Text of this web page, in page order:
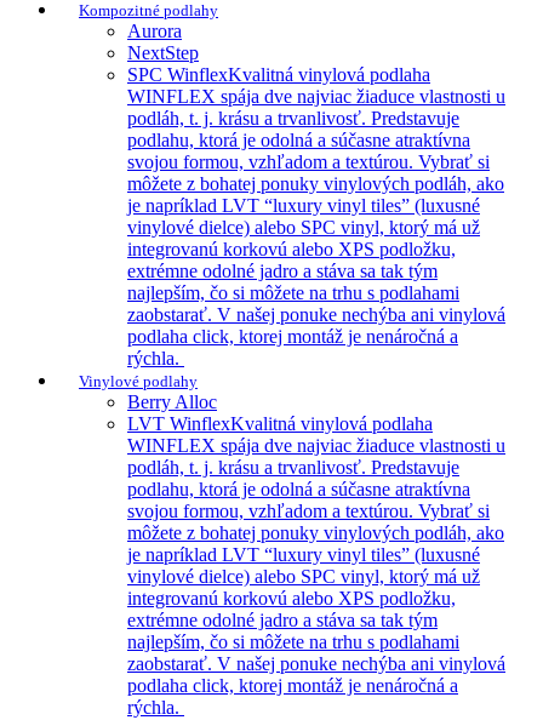
Kompozitné podlahy
Aurora
NextStep
SPC WinflexKvalitná vinylová podlaha
WINFLEX spája dve najviac žiaduce vlastnosti u
podláh, t. j. krásu a trvanlivosť. Predstavuje
podlahu, ktorá je odolná a súčasne atraktívna
svojou formou, vzhľadom a textúrou. Vybrať si
môžete z bohatej ponuky vinylových podláh, ako
je napríklad LVT “luxury vinyl tiles” (luxusné
vinylové dielce) alebo SPC vinyl, ktorý má už
integrovanú korkovú alebo XPS podložku,
extrémne odolné jadro a stáva sa tak tým
najlepším, čo si môžete na trhu s podlahami
zaobstarať. V našej ponuke nechýba ani vinylová
podlaha click, ktorej montáž je nenáročná a
rýchla.
Vinylové podlahy
Berry Alloc
LVT WinflexKvalitná vinylová podlaha
WINFLEX spája dve najviac žiaduce vlastnosti u
podláh, t. j. krásu a trvanlivosť. Predstavuje
podlahu, ktorá je odolná a súčasne atraktívna
svojou formou, vzhľadom a textúrou. Vybrať si
môžete z bohatej ponuky vinylových podláh, ako
je napríklad LVT “luxury vinyl tiles” (luxusné
vinylové dielce) alebo SPC vinyl, ktorý má už
integrovanú korkovú alebo XPS podložku,
extrémne odolné jadro a stáva sa tak tým
najlepším, čo si môžete na trhu s podlahami
zaobstarať. V našej ponuke nechýba ani vinylová
podlaha click, ktorej montáž je nenáročná a
rýchla.